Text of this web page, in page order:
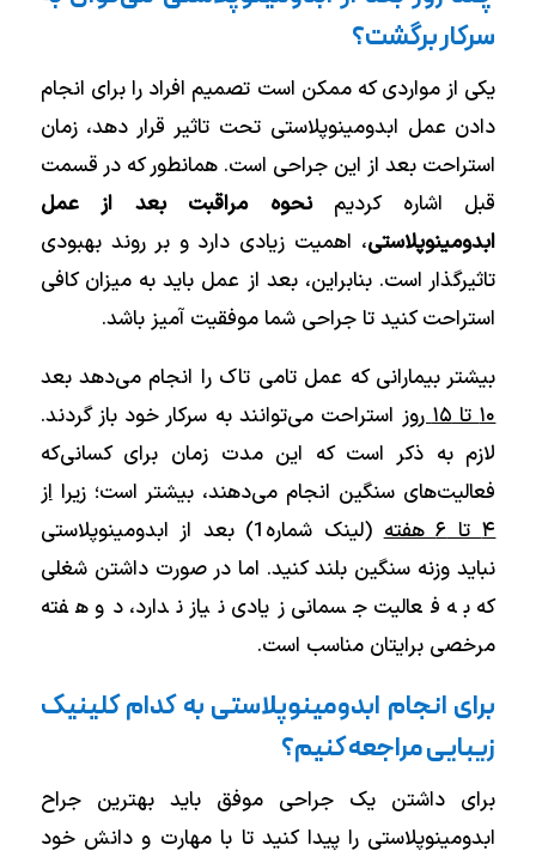
سرکار برگشت؟
یکی از مواردی که ممکن است تصمیم افراد را برای انجام
دادن عمل ابدومینوپلاستی تحت تاثیر قرار دهد، زمان
استراحت بعد از این جراحی است. همانطور که در قسمت
قبل اشاره کردیمنحوه مراقبت بعد از عمل
ابدومینوپلاستی، اهمیت زیادی دارد و بر‌ روند بهبودی‌
تاثیرگذار است‌‌. بنابراین، بعد از عمل باید به میزان کافی
استراحت کنید تا جراحی شما موفقیت آمیز باشد.
بیشتر بیمارانی که عمل تامی تاک را انجام می‌دهد بعد
۱۰ تا ۱۵ روز
استراحت می‌توانند به سرکار خود باز گردند.
لازم به ذکر است که این مدت زمان برای کسانی‌که
فعالیت‌های سنگین انجام می‌دهند، بیشتر است؛ زیرااز
۴ تا ۶ هفته
(لینک شماره1) بعد از ابدومینوپلاستی
نباید وزنه سنگین بلند کنید. اما در صورت داشتن شغلی
که به فعالیت جسمانی زیادی نیاز ندارد، دو هفته
مرخصی برایتان مناسب است.
برای انجام ابدومینوپلاستی به کدام کلینیک
زیبایی مراجعه کنیم؟
برای داشتن یک جراحی‌ موفق باید بهترین جراح
ابدومینوپلاستی را پیدا کنید تا با مهارت و دانش خود